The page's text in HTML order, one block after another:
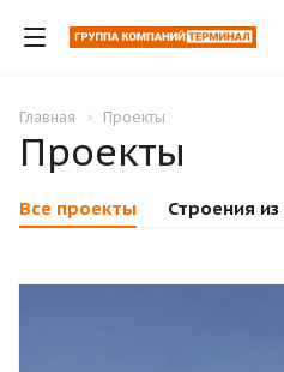
Главная Проекты
Проекты
Все проекты Строения